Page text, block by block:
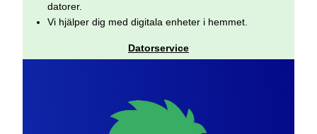
datorer.
Vi hjälper dig med digitala enheter i hemmet.
Datorservice